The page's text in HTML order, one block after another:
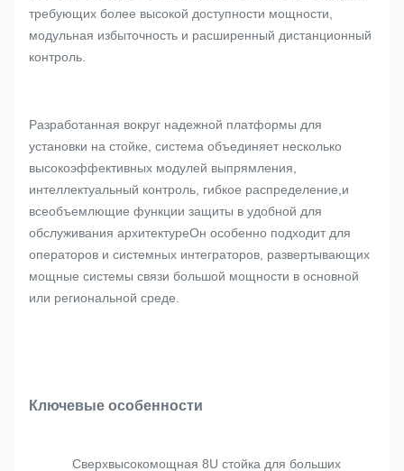
требующих более высокой доступности мощности,
модульная избыточность и расширенный дистанционный
контроль.
Разработанная вокруг надежной платформы для
установки на стойке, система объединяет несколько
высокоэффективных модулей выпрямления,
интеллектуальный контроль, гибкое распределение,и
всеобъемлющие функции защиты в удобной для
обслуживания архитектуреОн особенно подходит для
операторов и системных интеграторов, развертывающих
мощные системы связи большой мощности в основной
или региональной среде.
Ключевые особенности
Сверхвысокомощная 8U стойка для больших